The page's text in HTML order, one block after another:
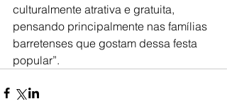
culturalmente atrativa e gratuita,
pensando principalmente nas famílias
barretenses que gostam dessa festa
popular”.